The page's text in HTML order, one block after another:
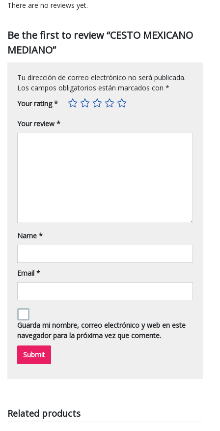
There are no reviews yet.
Be the first to review “CESTO MEXICANO
MEDIANO”
Tu dirección de correo electrónico no será publicada.
Los campos obligatorios están marcados con *
Your rating*
Your review*
Name *
Email *
Guarda mi nombre, correo electrónico y web en este
navegador para la próxima vez que comente.
Related products